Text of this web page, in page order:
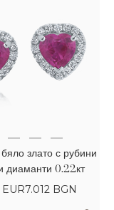
злато с рубини
диаманти 0.22кт
EUR7.012 BGN